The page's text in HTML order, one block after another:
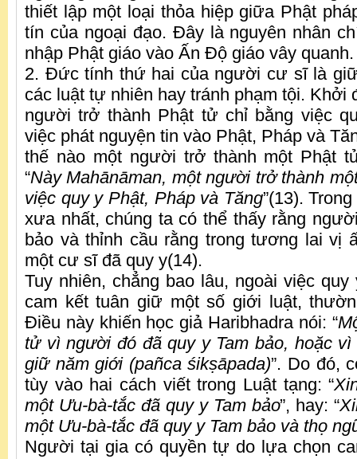
thiết lập một loại thỏa hiệp giữa Phật
tín của ngoại đạo. Đây là nguyên nhân
nhập Phật giáo vào Ấn Độ giáo vây quanh.
2. Đức tính thứ hai của người cư sĩ là
các luật tự nhiên hay tránh phạm tội. Khởi
người trở thành Phật tử chỉ bằng việc
việc phát nguyện tin vào Phật, Pháp và
thế nào một người trở thành một Phật
“Này Mahānāman, một người trở thành
việc quy y Phật, Pháp và Tăng”(13).
xưa nhất, chúng ta có thể thấy rằng
bảo và thỉnh cầu rằng trong tương lai vị
một cư sĩ đã quy y(14).
Tuy nhiên, chẳng bao lâu, ngoài việc
cam kết tuân giữ một số giới luật,
Điều này khiến học giả Haribhadra nói: “
tử vì người đó đã quy y Tam bảo, hoặc
giữ năm giới (pañca śikṣāpada)”. Do đó,
tùy vào hai cách viết trong Luật tạng: “
một Ưu-bà-tắc đã quy y Tam bảo”, hay: “
một Ưu-bà-tắc đã quy y Tam bảo và thọ
Người tại gia có quyền tự do lựa chọn